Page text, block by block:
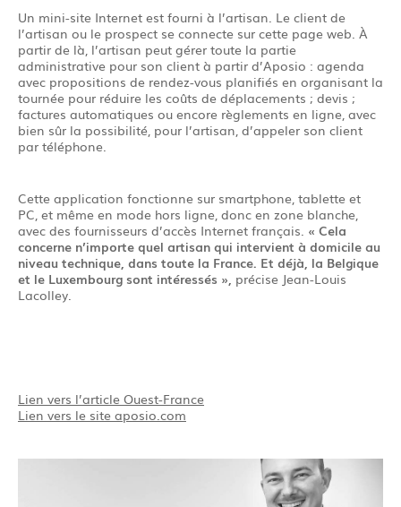
Un mini-site Internet est fourni à l’artisan. Le client de
l’artisan ou le prospect se connecte sur cette page web. À
partir de là, l’artisan peut gérer toute la partie
administrative pour son client à partir d’Aposio : agenda
avec propositions de rendez-vous planifiés en organisant la
tournée pour réduire les coûts de déplacements ; devis ;
factures automatiques ou encore règlements en ligne, avec
bien sûr la possibilité, pour l’artisan, d’appeler son client
par téléphone.
Cette application fonctionne sur smartphone, tablette et
PC, et même en mode hors ligne, donc en zone blanche,
avec des fournisseurs d’accès Internet français. « Cela
concerne n’importe quel artisan qui intervient à domicile au
niveau technique, dans toute la France. Et déjà, la Belgique
et le Luxembourg sont intéressés », précise Jean-Louis
Lacolley.
Lien vers l’article Ouest-France
Lien vers le site aposio.com